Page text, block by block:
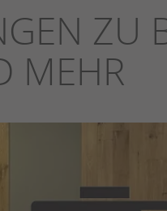
ZU
MEHR